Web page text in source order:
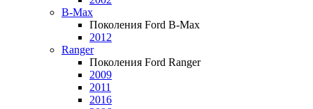
B-Max
Поколения Ford B-Max
2012
Ranger
Поколения Ford Ranger
2009
2011
2016